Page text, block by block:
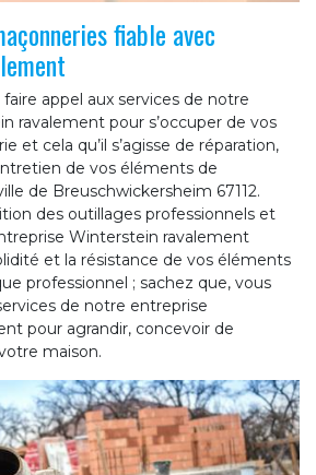
fiable avec
appel aux services de notre
ravalement pour s’occuper de vos
et cela qu’il s’agisse de réparation,
de vos éléments de
de Breuschwickersheim 67112.
des outillages professionnels et
Winterstein ravalement
et la résistance de vos éléments
professionnel ; sachez que, vous
de notre entreprise
pour agrandir, concevoir de
maison.